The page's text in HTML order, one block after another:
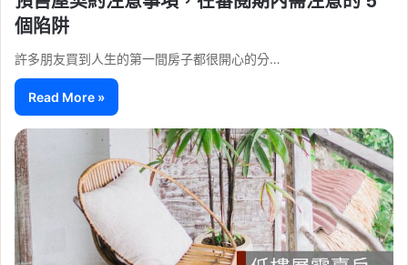
個陷阱
許多朋友買到人生的第一間房子都很開心的分…
Read More »